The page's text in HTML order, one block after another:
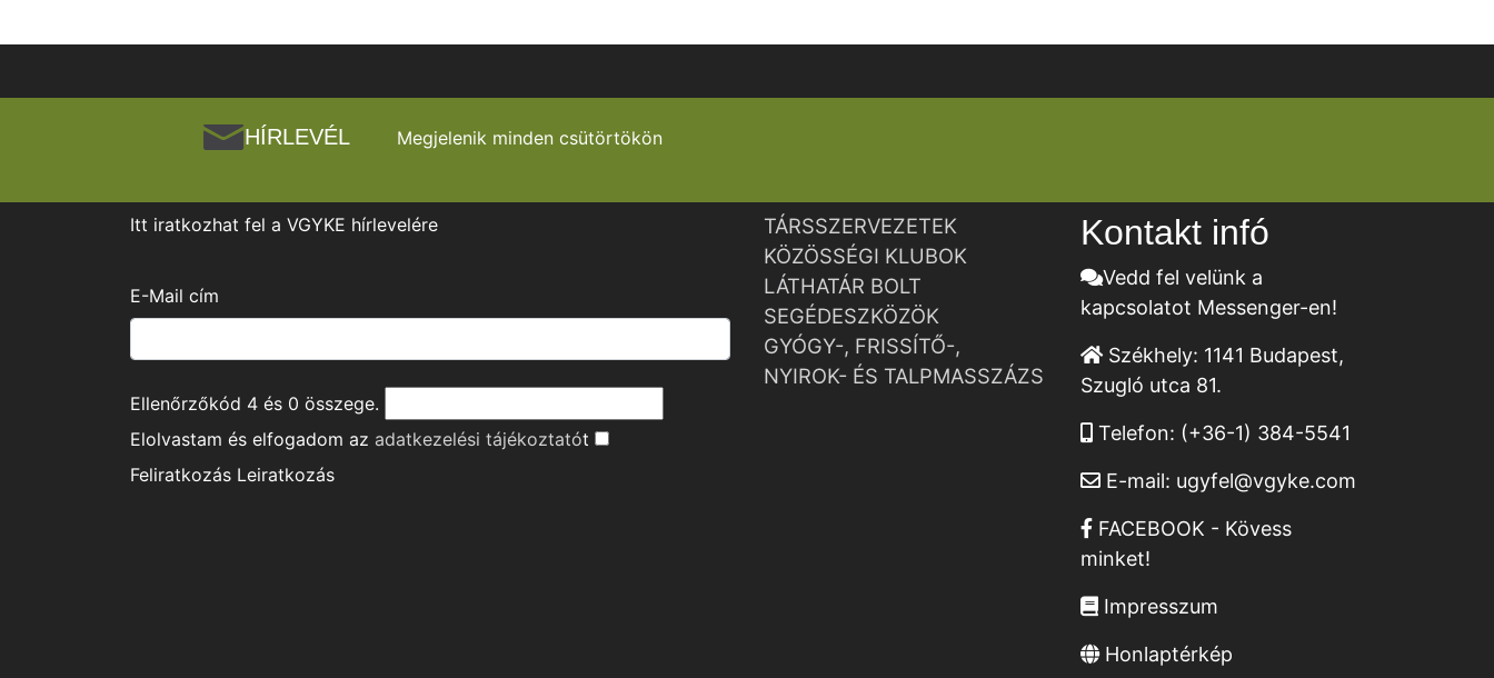
HÍRLEVÉL Megjelenik minden csütörtökön
Itt iratkozhat fel a VGYKE hírlevelére
E-Mail cím
Ellenőrzőkód 4 és 0 összege.
Elolvastam és elfogadom az adatkezelési tájékoztatót
Feliratkozás Leiratkozás
TÁRSSZERVEZETEK
KÖZÖSSÉGI KLUBOK
LÁTHATÁR BOLT
SEGÉDESZKÖZÖK
GYÓGY-, FRISSÍTŐ-,
NYIROK- ÉS TALPMASSZÁZS
Kontakt infó
Vedd fel velünk a
kapcsolatot Messenger-en!
Székhely: 1141 Budapest,
Szugló utca 81.
Telefon: (+36-1) 384-5541
E-mail: ugyfel@vgyke.com
FACEBOOK - Kövess
minket!
Impresszum
Honlaptérkép